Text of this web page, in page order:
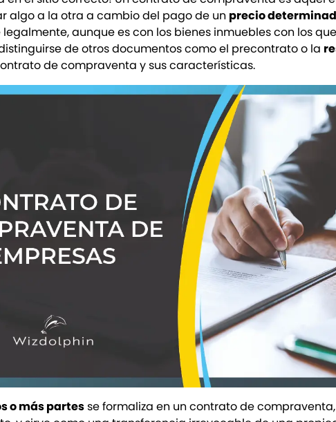
algo a la otra a cambio del pago de un precio
aunque es con los bienes inmuebles con los
de otros documentos como el precontrato o la
de compraventa y sus características.
o más partesse formaliza en un contrato de